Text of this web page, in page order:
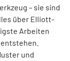
– sie sind
über Elliott-
Arbeiten
und